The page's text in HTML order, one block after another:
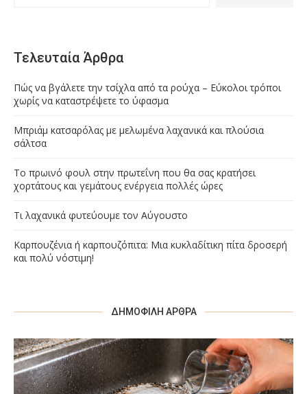
Τελευταία Άρθρα
Πώς να βγάλετε την τσίχλα από τα ρούχα – Εύκολοι τρόποι
χωρίς να καταστρέψετε το ύφασμα
Μπριάμ κατσαρόλας με μελωμένα λαχανικά και πλούσια
σάλτσα
Το πρωινό φουλ στην πρωτεΐνη που θα σας κρατήσει
χορτάτους και γεμάτους ενέργεια πολλές ώρες
Τι λαχανικά φυτεύουμε τον Αύγουστο
Καρπουζένια ή καρπουζόπιτα: Μια κυκλαδίτικη πίτα δροσερή
και πολύ νόστιμη!
ΔΗΜΟΦΙΛΉ ΆΡΘΡΑ